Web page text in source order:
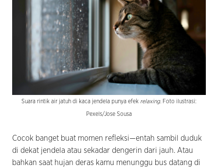
Suara rintik air jatuh di kaca jendela punya efek relaxing. Foto ilustrasi:
Pexels/Jose Sousa
Cocok banget buat momen refleksi—entah sambil duduk
di dekat jendela atau sekadar dengerin dari jauh. Atau
bahkan saat hujan deras kamu menunggu bus datang di